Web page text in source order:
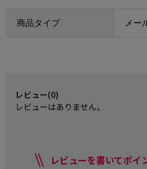
商品タイプ メー
レビュー(0)
レビューはありません。
レビューを書いてポイ